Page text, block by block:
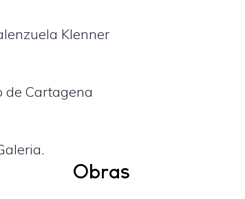
Klenner
de Cartagena
Obras